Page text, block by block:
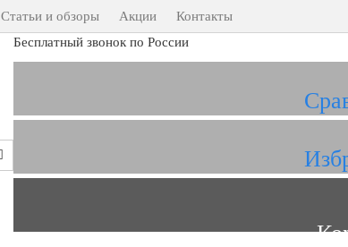
Статьи и обзоры Акции
Контакты
Бесплатный звонок по России